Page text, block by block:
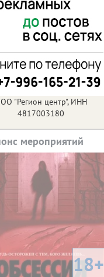
"Регион центр", ИНН
4817003180
мероприятий
18+